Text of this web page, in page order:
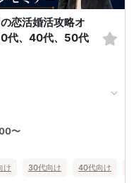
ット代金となり、交通費、宿
意したと判断いたします。
恋活婚活攻略オ
代、40代、50代
〜
け 30代向け 40代向け